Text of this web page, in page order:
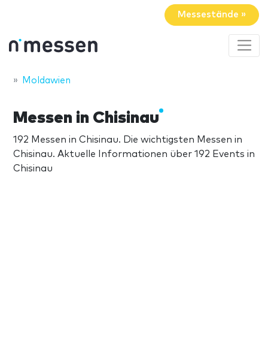
Messestände »
Moldawien
Messen in Chisinau
192 Messen in Chisinau. Die wichtigsten Messen in
Chisinau. Aktuelle Informationen über 192 Events in
Chisinau